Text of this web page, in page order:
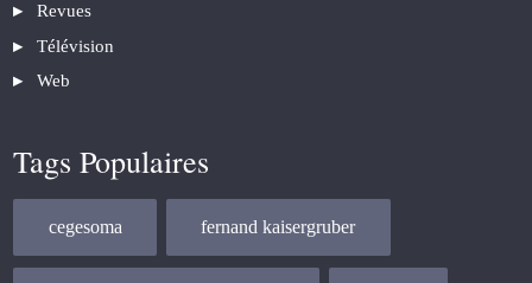
Revues
Télévision
Web
Tags Populaires
cegesoma fernand kaisergruber